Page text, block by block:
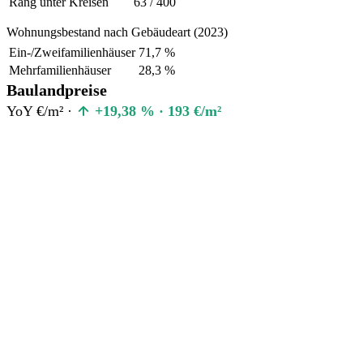
Wohnungsbestand nach Gebäudeart (2023)
Ein-/Zweifamilienhäuser 71,7 %
Mehrfamilienhäuser
28,3 %
Baulandpreise
YoY €/m² · +19,38 % · 193 €/m²